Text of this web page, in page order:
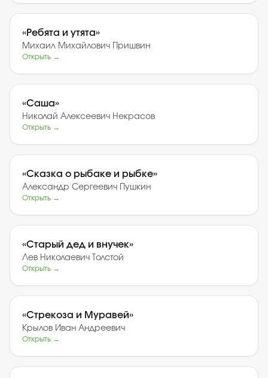
«Ребята и утята»
Михаил Михайлович Пришвин
Открыть →
«Саша»
Николай Алексеевич Некрасов
Открыть →
«Сказка о рыбаке и рыбке»
Александр Сергеевич Пушкин
Открыть →
«Старый дед и внучек»
Лев Николаевич Толстой
Открыть →
«Стрекоза и Муравей»
Крылов Иван Андреевич
Открыть →